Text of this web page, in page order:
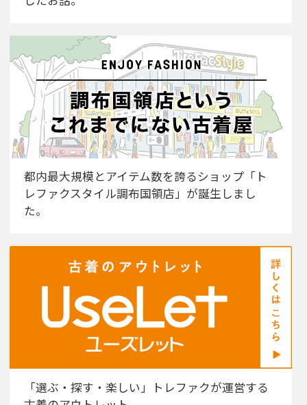
都内最大規模とアイテム数を誇るショップ「ト
レファクスタイル調布国領店」が誕生しまし
た。
「選ぶ・探す・楽しい」トレファクが運営する